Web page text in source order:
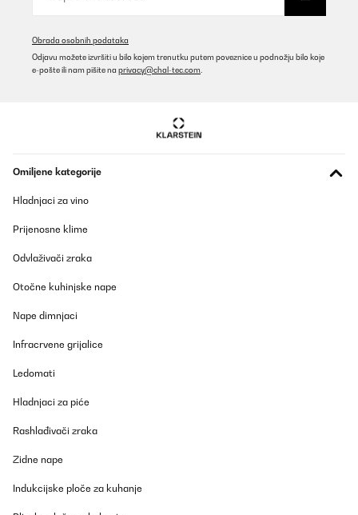
Obrada osobnih podataka
Odjavu možete izvršiti u bilo kojem trenutku putem poveznice u podnožju bilo koje
e-pošte ili nam pišite na privacy@chal-tec.com
Omiljene kategorije
Hladnjaci za vino
Prijenosne klime
Odvlaživači zraka
Otočne kuhinjske nape
Nape dimnjaci
Infracrvene grijalice
Ledomati
Hladnjaci za piće
Rashlađivači zraka
Zidne nape
Indukcijske ploče za kuhanje